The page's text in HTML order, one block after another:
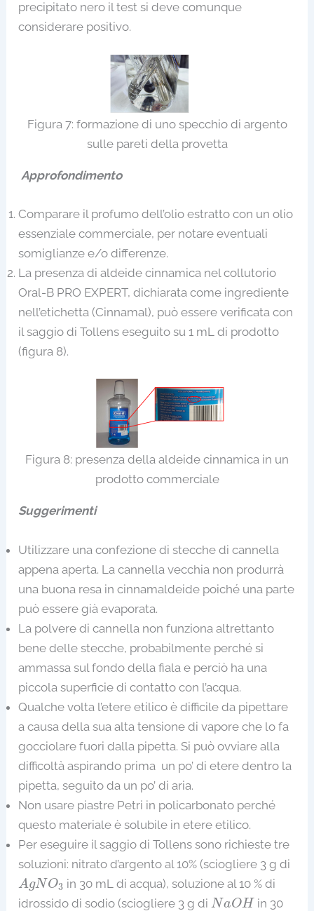
precipitato nero il test si deve comunque
considerare positivo.
Figura 7: formazione di uno specchio di argento
sulle pareti della provetta
Approfondimento
Comparare il profumo dell’olio estratto con un olio
essenziale commerciale, per notare eventuali
somiglianze e/o differenze.
La presenza di aldeide cinnamica nel collutorio
Oral-B PRO EXPERT, dichiarata come ingrediente
nell’etichetta (Cinnamal), può essere verificata con
il saggio di Tollens eseguito su 1 mL di prodotto
(figura 8).
Figura 8: presenza della aldeide cinnamica in un
prodotto commerciale
Suggerimenti
Utilizzare una confezione di stecche di cannella
appena aperta. La cannella vecchia non produrrà
una buona resa in cinnamaldeide poiché una parte
può essere già evaporata.
La polvere di cannella non funziona altrettanto
bene delle stecche, probabilmente perché si
ammassa sul fondo della fiala e perciò ha una
piccola superficie di contatto con l’acqua.
Qualche volta l’etere etilico è difficile da pipettare
a causa della sua alta tensione di vapore che lo fa
gocciolare fuori dalla pipetta. Si può ovviare alla
difficoltà aspirando prima un po’ di etere dentro la
pipetta, seguito da un po’ di aria.
Non usare piastre Petri in policarbonato perché
questo materiale è solubile in etere etilico.
Per eseguire il saggio di Tollens sono richieste tre
soluzioni: nitrato d’argento al 10% (sciogliere 3 g di
AgN O3
A NO3
in 30 mL di acqua), soluzione al 10 % di
idrossido di sodio (sciogliere 3 g di NaOH
Na OH in 30